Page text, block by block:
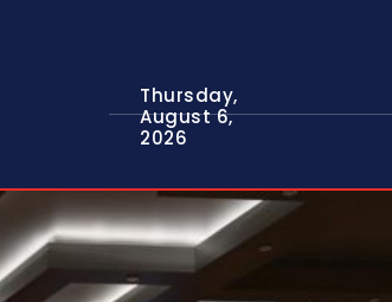
Thursday,
August 6,
2026